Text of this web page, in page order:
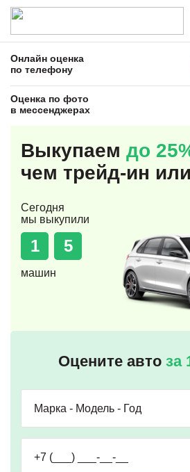
Онлайн оценка
по телефону
Оценка по фото
в мессенджерах
Выкупаем до
чем трейд-ин
Сегодня
мы выкупили
1 5
машин
Оцените авто за